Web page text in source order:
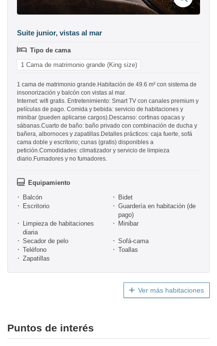
Suite junior, vistas al mar
Tipo de cama
1 Cama de matrimonio grande (King size)
1 cama de matrimonio grande.Habitación de 49.6 m² con sistema de
insonorización y balcón con vistas al mar.
Internet: wifi gratis. Entretenimiento: Smart TV con canales premium y
películas de pago. Comida y bebida: servicio de habitaciones y
minibar (pueden aplicarse cargos).Descanso: cortinas opacas y
sábanas.Cuarto de baño: baño privado con combinación de ducha y
bañera, albornoces y zapatillas.Detalles prácticos: caja fuerte, sofá
cama doble y escritorio; cunas (gratis) disponibles a
petición.Comodidades: climatizador y servicio de limpieza
diario.Fumadores y no fumadores.
Equipamiento
Balcón
Bidet
Escritorio
Guardería en habitación (de
pago)
Limpieza de habitaciones
diaria
Minibar
Secador de pelo
Sofá-cama
Teléfono
Toallas
Zapatillas
Ver más habitaciones
Puntos de interés